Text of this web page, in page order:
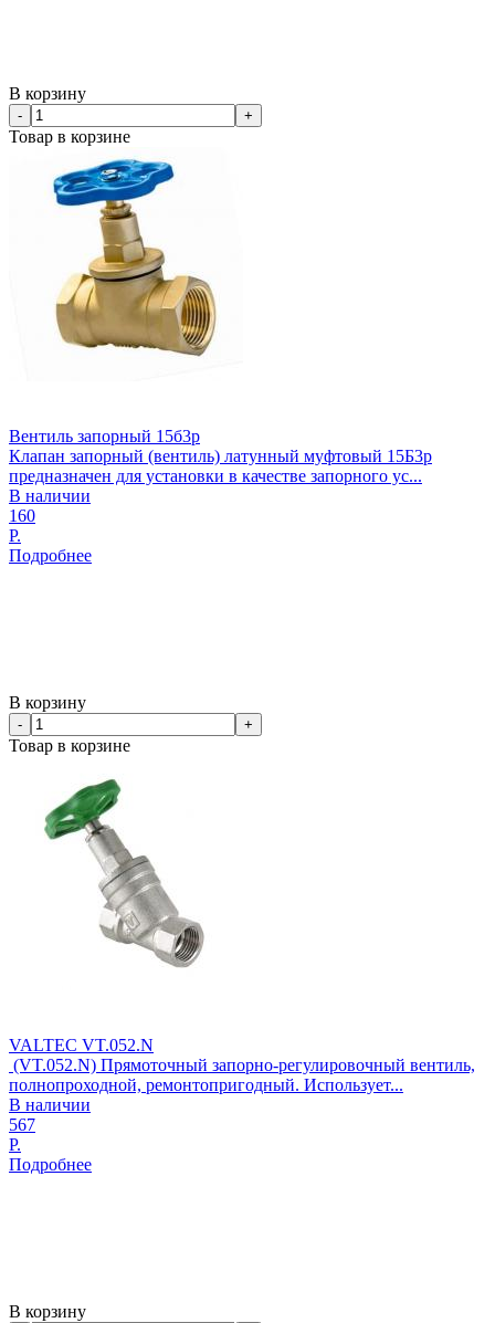
В корзину
- +
Товар в корзине
Вентиль запорный 15б3р
Клапан запорный (вентиль) латунный муфтовый 15Б3р
предназначен для установки в качестве запорного ус...
В наличии
160
Р.
Подробнее
В корзину
- +
Товар в корзине
VALTEC VT.052.N
(VT.052.N) Прямоточный запорно-регулировочный вентиль,
полнопроходной, ремонтопригодный. Использует...
В наличии
567
Р.
Подробнее
В корзину